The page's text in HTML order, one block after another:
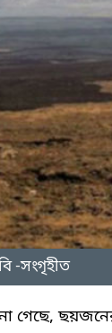
-সংগৃহীত
গেছে,